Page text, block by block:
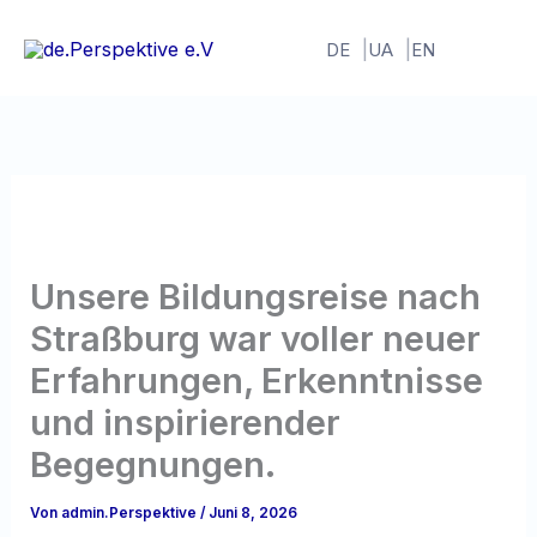
Inhalt
DE UA EN
Unsere Bildungsreise nach
Straßburg war voller neuer
Erfahrungen, Erkenntnisse
und inspirierender
Begegnungen.
Von admin.Perspektive/ Juni 8, 2026